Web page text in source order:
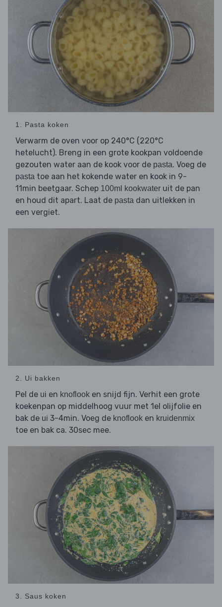
1. Pasta koken
Verwarm de oven voor op 240°C (220°C
hetelucht). Breng in een grote kookpan voldoende
gezouten water aan de kook voor de pasta. Voeg de
pasta toe aan het kokende water en kook in 9-
11min beetgaar. Schep 100ml kookwater uit de pan
en houd dit apart. Laat de pasta dan uitlekken in
een vergiet.
2. Ui bakken
Pel de ui en knoflook en snijd fijn. Verhit een grote
koekenpan op middelhoog vuur met 1el olijfolie en
bak de ui 3-4min. Voeg de knoflook en kruidenmix
toe en bak ca. 30sec mee.
3. Saus koken